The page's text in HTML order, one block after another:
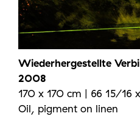
Wiederhergestellte
2008
170 x 170 cm | 66 15/16
Oil, pigment on linen